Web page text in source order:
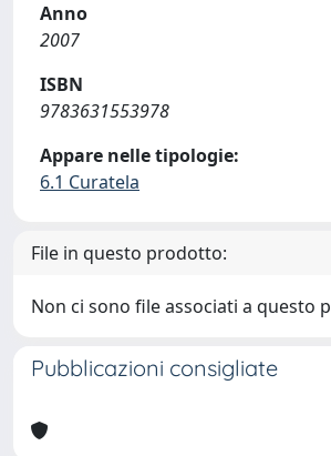
Anno
2007
ISBN
9783631553978
Appare nelle tipologie:
6.1 Curatela
File in questo prodotto:
Non ci sono file associati a questo
Pubblicazioni consigliate